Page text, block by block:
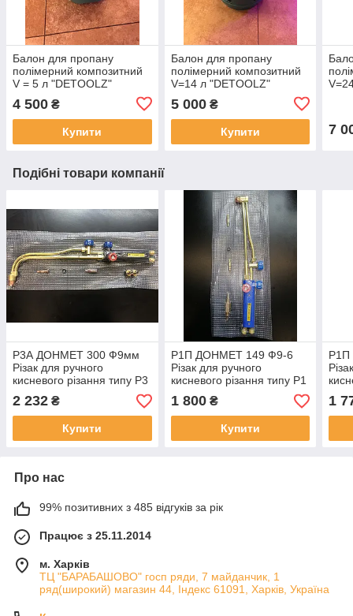
Балон для пропану
полімерний композитний
V = 5 л "DETOOLZ"
4 500 ₴
Купити
Балон для пропану
полімерний композитний
V=14 л "DETOOLZ"
5 000₴
Купити 7
Подібні товари компанії
Р3А ДОНМЕТ 300 Ф9мм
Різак для ручного
кисневого різання типу Р3
(тришарка, O2+C2H2)
2 232 ₴
Купити
Р1П ДОНМЕТ 149 Ф9-6
Різак для ручного
кисневого різання типу Р1
(для роботи у
важкодоступних
місцях,O2+C3H8)
1 800₴
Купити
Р1П
1
Про нас
99% позитивних з 485 відгуків за рік
Працює з 25.11.2014
м. Харків
ТЦ "БАРАБАШОВО" госп ряди, 7 майданчик, 1
ряд(широкий) магазин 44, Індекс 61091, Харків, Україна